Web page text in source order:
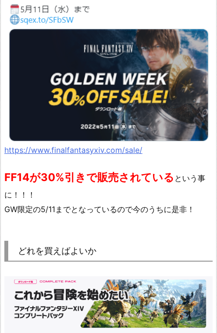
https://www.finalfantasyxiv.com/sale/
FF14が30%引きで販売されている という事
に！！！
GW限定の5/11までとなっているので今のうちに是非！
どれを買えばよいか